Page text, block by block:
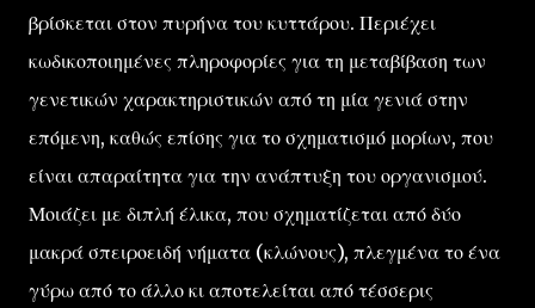
βρίσκεται στον πυρήνα του κυττάρου. Περιέχει
κωδικοποιημένες πληροφορίες για τη μεταβίβαση των
γενετικών χαρακτηριστικών από τη μία γενιά στην
επόμενη, καθώς επίσης για το σχηματισμό μορίων, που
είναι απαραίτητα για την ανάπτυξη του οργανισμού.
Μοιάζει με διπλή έλικα, που σχηματίζεται από δύο
μακρά σπειροειδή νήματα (κλώνους), πλεγμένα το ένα
γύρω από το άλλο κι αποτελείται από τέσσερις